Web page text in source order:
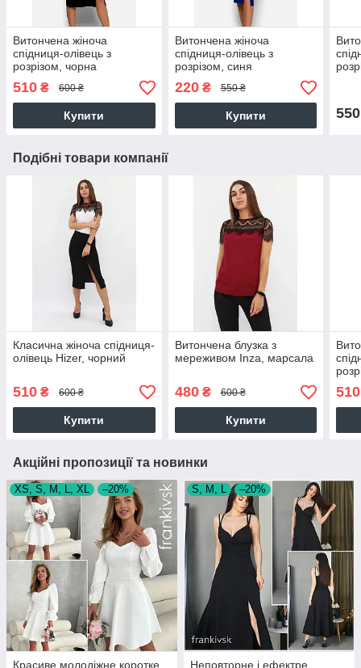
Витончена жіноча
спідниця-олівець з
розрізом, чорна
510 ₴ 600 ₴
Купити
Витончена жіноча
спідниця-олівець з
розрізом, синя
220₴ 550 ₴
Купити 550
Подібні товари компанії
Класична жіноча спідниця-
олівець Hizer, чорний
510 ₴ 600 ₴
Купити
Витончена блузка з
мереживом Inza, марсала
480₴ 600 ₴
Купити
510
Акційні пропозиції та новинки
XS, S, M, L, XL –20%
Красиве молодіжне коротке
S, M, L –20%
Неповторне і ефектре